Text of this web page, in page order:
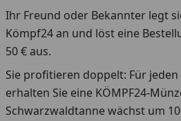
Ihr Freund oder Bekannter legt
Kömpf24 an und löst eine
50 € aus.
Sie profitieren doppelt: Für
erhalten Sie eine KÖMPF24-
Schwarzwaldtanne wächst um